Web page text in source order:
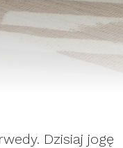
Dzisiaj jogę